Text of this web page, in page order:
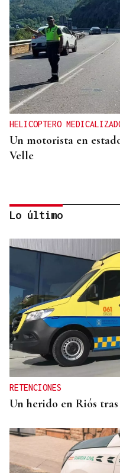
HELICOPTERO
Un motorista en
Velle
OBITUARIO
Muere Luis Díaz
histórico de UGT en
Lo último
RETENCIONES
Un herido en Riós